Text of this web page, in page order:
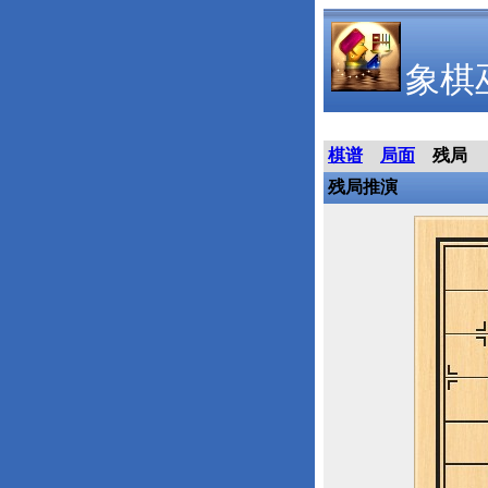
象棋
棋谱 局面
残局
残局推演